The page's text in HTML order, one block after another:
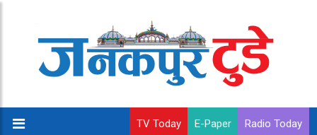
TV Today E-Paper Radio Today